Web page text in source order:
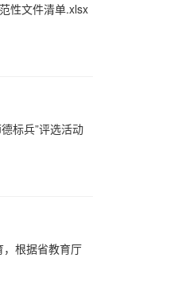
性文件清单.xlsx
标兵”评选活动
根据省教育厅